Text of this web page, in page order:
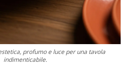
profumo e luce per una tavola
indimenticabile.